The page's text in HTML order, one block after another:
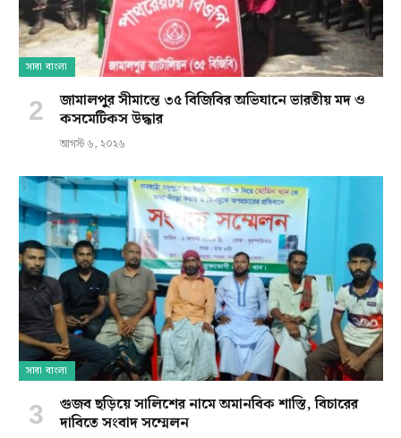
সারা বাংলা
জামালপুর সীমান্তে ৩৫ বিজিবির অভিযানে ভারতীয় মদ ও
কসমেটিকস উদ্ধার
আগস্ট ৬, ২০২৬
সারা বাংলা
গুজব ছড়িয়ে সালিশের নামে অমানবিক শাস্তি, বিচারের
দাবিতে সংবাদ সম্মেলন